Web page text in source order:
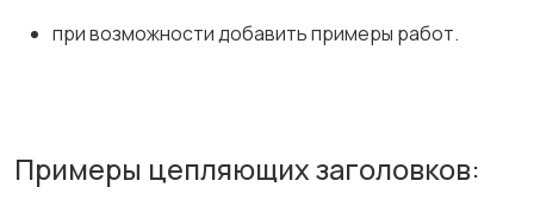
при возможности добавить примеры работ.
Примеры цепляющих заголовков: